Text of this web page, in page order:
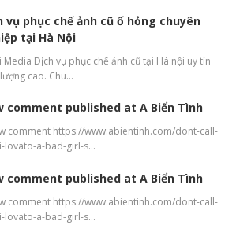
vụ phục chế ảnh cũ ố hỏng chuyên
tại Hà Nội
Media Dịch vụ phục chế ảnh cũ tại Hà nội uy tín
cao. Chu…
comment published at A Biển Tình
comment https://www.abientinh.com/dont-call-
lovato-a-bad-girl-s…
comment published at A Biển Tình
comment https://www.abientinh.com/dont-call-
lovato-a-bad-girl-s…